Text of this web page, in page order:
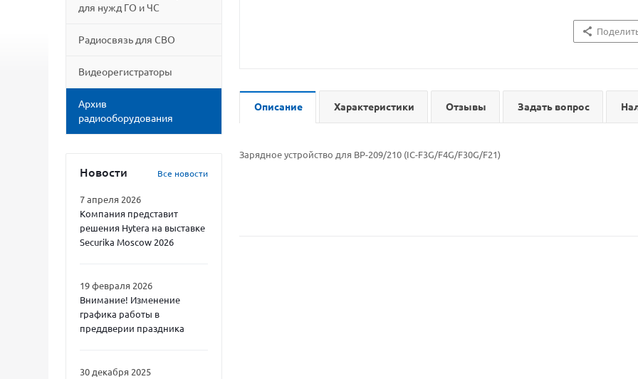
для нужд ГО и ЧС
Радиосвязь для СВО
Видеорегистраторы
Архив
радиооборудования
Новости Все новости
7 апреля 2026
Компания представит
решения Hytera на выставке
Securika Moscow 2026
19 февраля 2026
Внимание! Изменение
графика работы в
преддверии праздника
30 декабря 2025
Описание Характеристики Отзывы Задать вопрос
Зарядное устройство для BP-209/210 (IC-F3G/F4G/F30G/F21)